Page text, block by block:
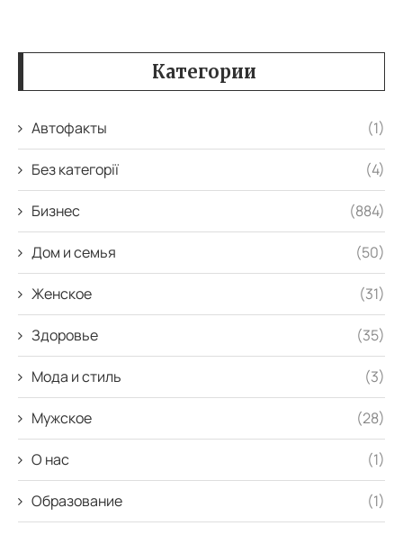
Категории
Автофакты (1)
Без категорії (4)
Бизнес (884)
Дом и семья (50)
Женское (31)
Здоровье (35)
Мода и стиль (3)
Мужское (28)
О нас (1)
Образование (1)